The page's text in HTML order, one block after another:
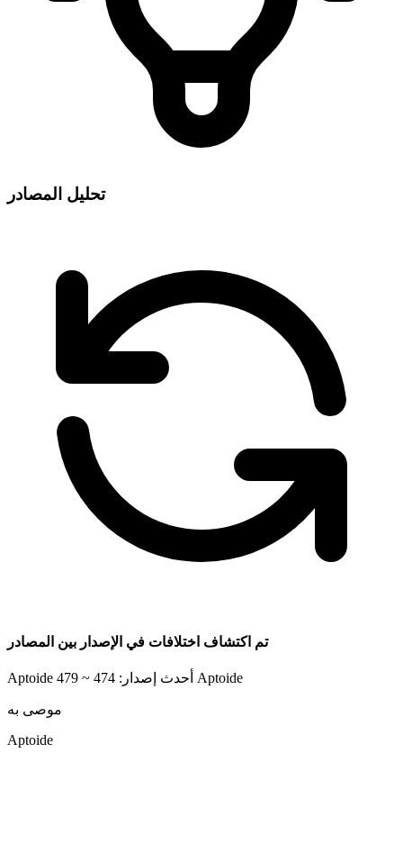
تحليل المصادر
تم اكتشاف اختلافات في الإصدار بين المصادر
Aptoide أحدث إصدار: 474 ~ 479 Aptoide
موصى به
Aptoide